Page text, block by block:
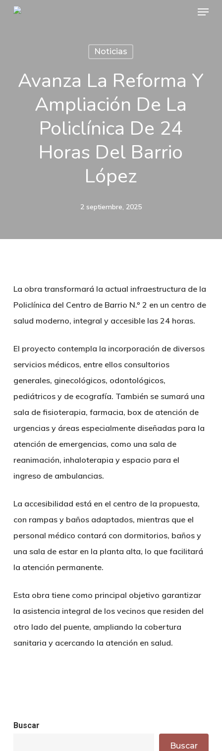
Skip
Menu
Noticias
Avanza La Reforma Y
Ampliación De La
Policlínica De 24
Horas Del Barrio
López
2 septiembre, 2025
La obra transformará la actual infraestructura de la
Policlínica del Centro de Barrio N.º 2 en un centro de
salud moderno, integral y accesible las 24 horas.
El proyecto contempla la incorporación de diversos
servicios médicos, entre ellos consultorios
generales, ginecológicos, odontológicos,
pediátricos y de ecografía. También se sumará una
sala de fisioterapia, farmacia, box de atención de
urgencias y áreas especialmente diseñadas para la
atención de emergencias, como una sala de
reanimación, inhaloterapia y espacio para el
ingreso de ambulancias.
La accesibilidad está en el centro de la propuesta,
con rampas y baños adaptados, mientras que el
personal médico contará con dormitorios, baños y
una sala de estar en la planta alta, lo que facilitará
la atención permanente.
Esta obra tiene como principal objetivo garantizar
la asistencia integral de los vecinos que residen del
otro lado del puente, ampliando la cobertura
sanitaria y acercando la atención en salud.
Buscar
Buscar